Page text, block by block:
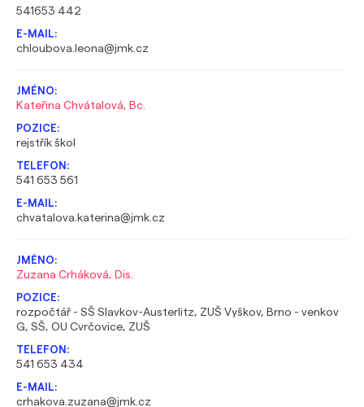
541653 442
chloubova.leona@jmk.cz
Kateřina Chvátalová, Bc.
rejstřík škol
541 653 561
chvatalova.katerina@jmk.cz
Zuzana Crháková, Dis.
rozpočtář - SŠ Slavkov-Austerlitz, ZUŠ Vyškov, Brno - venkov
G, SŠ, OU Cvrčovice, ZUŠ
541 653 434
crhakova.zuzana@jmk.cz